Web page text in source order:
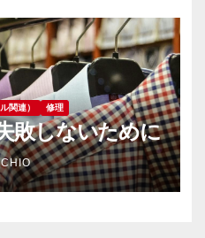
関連） 修理
敗しないために